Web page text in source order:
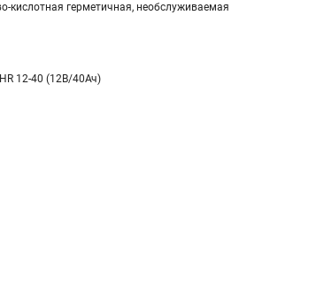
кислотная герметичная, необслуживаемая
HR 12-40 (12В/40Ач)